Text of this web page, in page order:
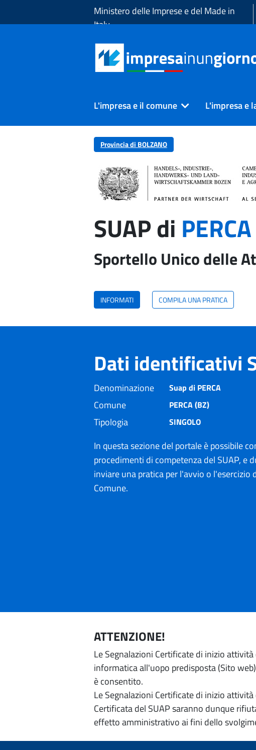
Ministero delle Imprese e del Made in
Italy
L'impresa e il comune L'impresa e
Provincia di BOLZANO
SUAP di
Sportello Unico delle
INFORMATI COMPILA UNA PRATICA
Dati identificativi
Denominazione Suap di PERCA
Comune PERCA (BZ)
Tipologia SINGOLO
In questa sezione del portale è possibile
procedimenti di competenza del SUAP, e
inviare una pratica per l'avvio o
Comune.
ATTENZIONE!
Le Segnalazioni Certificate di inizio
informatica all'uopo predisposta (Sito
è consentito.
Le Segnalazioni Certificate di inizio
Certificata del SUAP saranno dunque
effetto amministrativo ai fini dello